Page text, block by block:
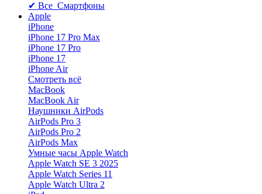
✔ Все Смартфоны
Apple
iPhone
iPhone 17 Pro Max
iPhone 17 Pro
iPhone 17
iPhone Air
Смотреть всё
MacBook
MacBook Air
Наушники AirPods
AirPods Pro 3
AirPods Pro 2
AirPods Max
Умные часы Apple Watch
Apple Watch SE 3 2025
Apple Watch Series 11
Apple Watch Ultra 2